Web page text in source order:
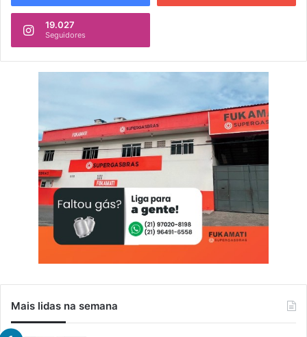
19.027
Seguidores
Mais lidas na semana